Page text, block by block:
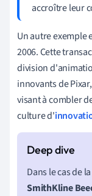
accroître leur
Un autre exemple
2006. Cette
division
innovants de
visant à combler
culture d'
Dans le cas de
SmithKline